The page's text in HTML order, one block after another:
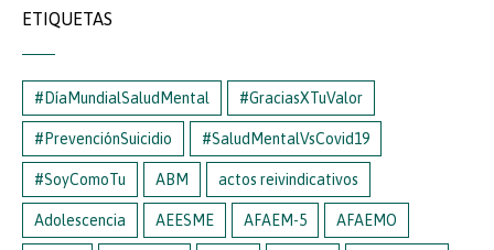
ETIQUETAS
#DíaMundialSaludMental #GraciasXTuValor
#PrevenciónSuicidio #SaludMentalVsCovid19
#SoyComoTu ABM actos reivindicativos
Adolescencia AEESME AFAEM-5 AFAEMO